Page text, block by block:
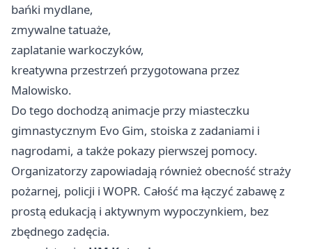
bańki mydlane,
zmywalne tatuaże,
zaplatanie warkoczyków,
kreatywna przestrzeń przygotowana przez
Malowisko.
Do tego dochodzą animacje przy miasteczku
gimnastycznym Evo Gim, stoiska z zadaniami i
nagrodami, a także pokazy pierwszej pomocy.
Organizatorzy zapowiadają również obecność straży
pożarnej, policji i WOPR. Całość ma łączyć zabawę z
prostą edukacją i aktywnym wypoczynkiem, bez
zbędnego zadęcia.